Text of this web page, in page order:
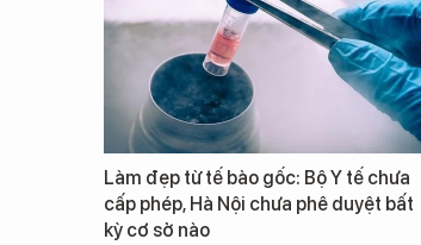
Làm đẹp từ tế bào gốc: Bộ Y tế chưa
cấp phép, Hà Nội chưa phê duyệt bất
kỳ cơ sở nào